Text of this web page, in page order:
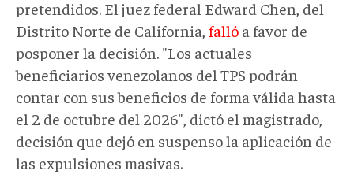
pretendidos. El juez federal Edward Chen, del
Distrito Norte de California, falló a favor de
posponer la decisión. "Los actuales
beneficiarios venezolanos del TPS podrán
contar con sus beneficios de forma válida hasta
el 2 de octubre del 2026", dictó el magistrado,
decisión que dejó en suspenso la aplicación de
las expulsiones masivas.